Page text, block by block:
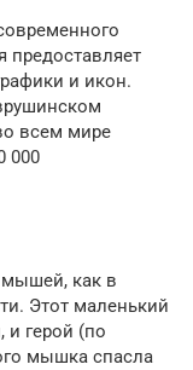
предоставляет
и икон.
всем мире
000
мышей, как в
Этот маленький
и герой (по
мышка спасла